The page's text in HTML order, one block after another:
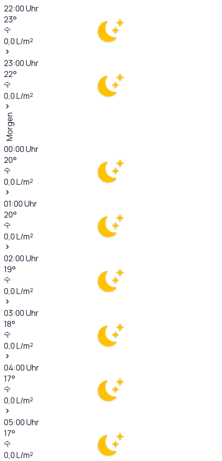
22:00Uhr
23°
0,0L/m²
23:00Uhr
22°
0,0L/m²
Morgen
00:00Uhr
20°
0,0L/m²
01:00Uhr
20°
0,0L/m²
02:00Uhr
19°
0,0L/m²
03:00Uhr
18°
0,0L/m²
04:00Uhr
17°
0,0L/m²
05:00Uhr
17°
0,0L/m²